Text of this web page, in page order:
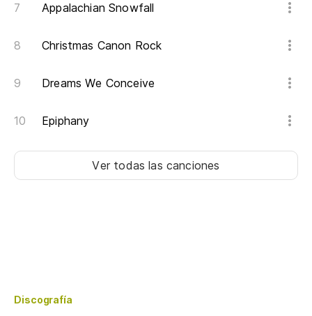
Appalachian Snowfall
Christmas Canon Rock
Dreams We Conceive
Epiphany
Ver todas las canciones
Discografía